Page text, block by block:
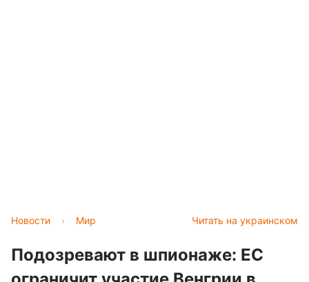
Читать на украинском
Новости › Мир
Подозревают в шпионаже: ЕС